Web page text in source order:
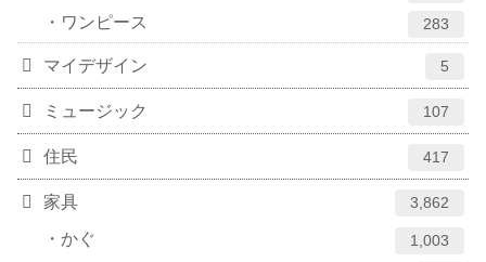
ワンピース 283
マイデザイン 5
ミュージック 107
住民 417
家具 3,862
かぐ 1,003